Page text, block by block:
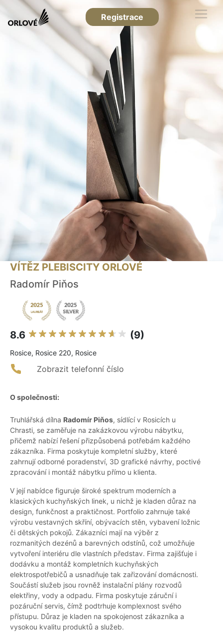
Registrace
VÍTĚZ PLEBISCITY ORLOVÉ
Radomír Piňos
8.6 (9)
Rosice, Rosice 220, Rosice
Zobrazit telefonní číslo
O společnosti:
Truhlářská dílna Radomír Piňos, sídlící v Rosicích u
Chrasti, se zaměřuje na zakázkovou výrobu nábytku,
přičemž nabízí řešení přizpůsobená potřebám každého
zákazníka. Firma poskytuje kompletní služby, které
zahrnují odborné poradenství, 3D grafické návrhy, poctivé
zpracování i montáž nábytku přímo u klienta.
V její nabídce figuruje široké spektrum moderních a
klasických kuchyňských linek, u nichž je kladen důraz na
design, funkčnost a praktičnost. Portfolio zahrnuje také
výrobu vestavných skříní, obývacích stěn, vybavení ložnic
či dětských pokojů. Zákazníci mají na výběr z
rozmanitých dezénů a barevných odstínů, což umožňuje
vytvoření interiéru dle vlastních představ. Firma zajišťuje i
dodávku a montáž kompletních kuchyňských
elektrospotřebičů a usnadňuje tak zařizování domácnosti.
Součástí služeb jsou rovněž instalační plány rozvodů
elektřiny, vody a odpadu. Firma poskytuje záruční i
pozáruční servis, čímž podtrhuje komplexnost svého
přístupu. Důraz je kladen na spokojenost zákazníka a
vysokou kvalitu produktů a služeb.